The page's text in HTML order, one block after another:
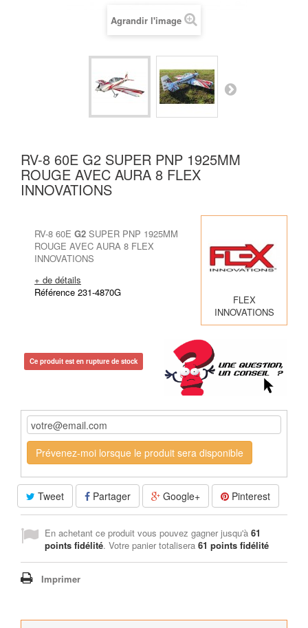
Agrandir l'image
RV-8 60E G2 SUPER PNP 1925MM
ROUGE AVEC AURA 8 FLEX
INNOVATIONS
RV-8 60E G2 SUPER PNP 1925MM
ROUGE AVEC AURA 8 FLEX
INNOVATIONS
+ de détails
Référence 231-4870G
FLEX
INNOVATIONS
Ce produit est en rupture de stock
Prévenez-moi lorsque le produit sera disponible
Tweet Partager Google+ Pinterest
En achetant ce produit vous pouvez gagner jusqu'à 61
points fidélité. Votre panier totalisera 61 points fidélité
Imprimer